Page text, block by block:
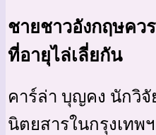
ชายชาวอังกฤษคว
ที่อายุไล่เลี่ยกัน
คาร์ล่า บุญคง นักวิจั
นิตยสารในกรุงเทพ